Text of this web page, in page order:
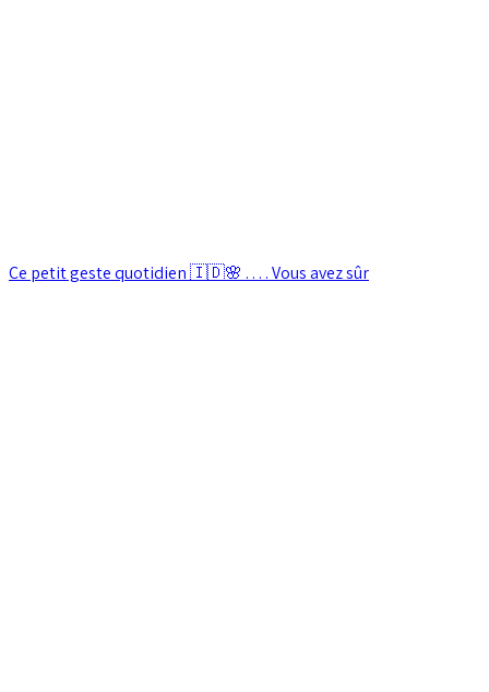
Ce petit geste quotidien 🇮🇩🌸 . . . . Vous avez sûr